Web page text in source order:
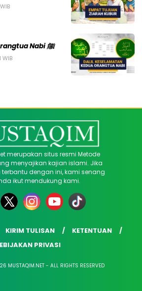
Dalil Keselamatan Orangtua Nabi ﷺ
merupakan situs resmi Metode
menyajikan kajian islami. Jika
dengan ini, kami senang
ikut mendukung kami.
KIRIM TULISAN
KETENTUAN
PRIVASI
MUSTAQIM.NET - ALL RIGHTS RESERVED